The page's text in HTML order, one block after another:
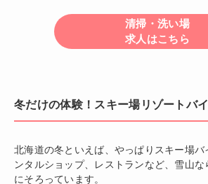
清掃・洗い場
求人はこちら
冬だけの体験！スキー場リゾートバ
北海道の冬といえば、やっぱりスキー場
ンタルショップ、レストランなど、雪山
にそろっています。